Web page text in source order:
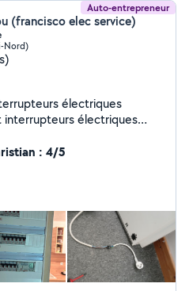
Auto-entrepreneur
(francisco elec service)
Nord)
électriques
électriques
des appartements
: 4/5